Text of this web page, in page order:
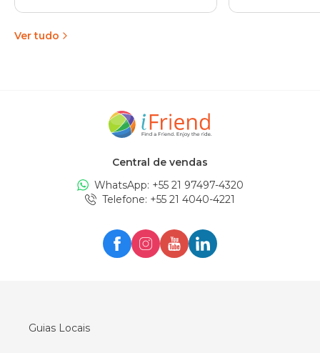
Ver tudo
Central de vendas
WhatsApp: +55 21 97497-4320
Telefone: +55 21 4040-4221
Guias Locais